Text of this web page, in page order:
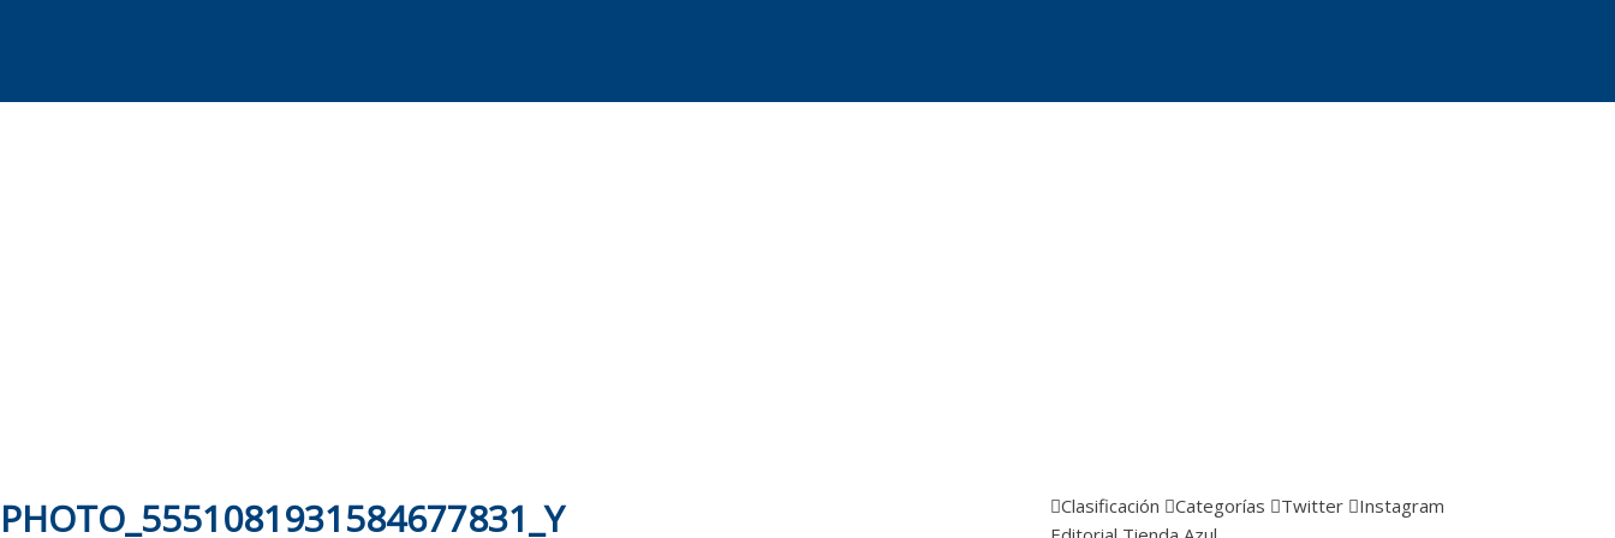
PHOTO_5551081931584677831_Y Clasificación Categorías Twitter
Instagram